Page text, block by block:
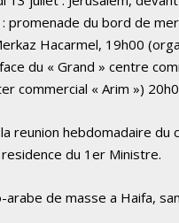
promenade du bord de
Hacarmel, 19h00
du « Grand » centre
commercial « Arim »)
reunion hebdomadaire du
du 1er Ministre.
arabe de masse a Haifa,